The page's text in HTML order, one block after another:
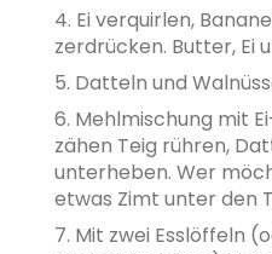
4. Ei verquirlen,
zerdrücken. Butter, Ei
5. Datteln und
6. Mehlmischung mit
zähen Teig rühren,
unterheben. Wer
etwas Zimt unter den
7. Mit zwei Esslöffeln